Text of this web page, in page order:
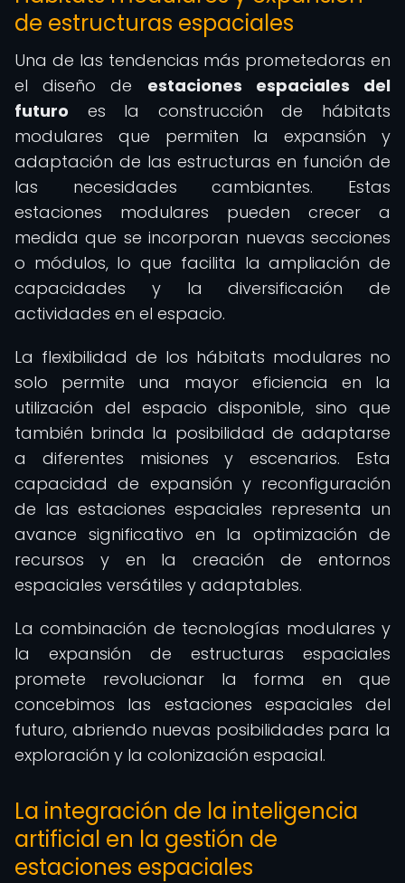
de estructuras espaciales
Una de las tendencias más prometedoras en
el diseño de estaciones espaciales del
futuro es la construcción de hábitats
modulares que permiten la expansión y
adaptación de las estructuras en función de
las necesidades cambiantes. Estas
estaciones modulares pueden crecer a
medida que se incorporan nuevas secciones
o módulos, lo que facilita la ampliación de
capacidades y la diversificación de
actividades en el espacio.
La flexibilidad de los hábitats modulares no
solo permite una mayor eficiencia en la
utilización del espacio disponible, sino que
también brinda la posibilidad de adaptarse
a diferentes misiones y escenarios. Esta
capacidad de expansión y reconfiguración
de las estaciones espaciales representa un
avance significativo en la optimización de
recursos y en la creación de entornos
espaciales versátiles y adaptables.
La combinación de tecnologías modulares y
la expansión de estructuras espaciales
promete revolucionar la forma en que
concebimos las estaciones espaciales del
futuro, abriendo nuevas posibilidades para la
exploración y la colonización espacial.
La integración de la inteligencia
artificial en la gestión de
estaciones espaciales